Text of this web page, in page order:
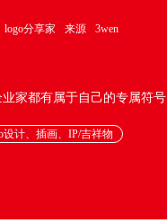
logo分享家 来源 3wen
家都有属于自己的专属符号
计、插画、IP/吉祥物